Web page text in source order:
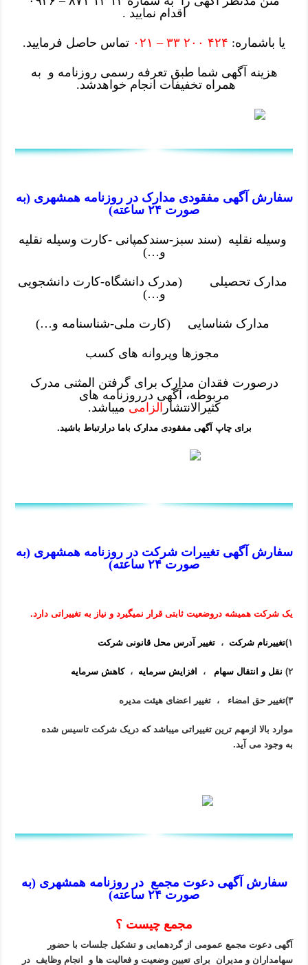
اقدام نمایید .
یا باشماره: ۴۲۴ ۲۰۰ ۳۳ – ۰۲۱ تماس حاصل فرمایید.
هزینه آگهی شما طبق تعرفه رسمی روزنامه و به
همراه تخفیفات انجام خواهدشد.
سفارش آگهی مفقودی مدارک در روزنامه همشهری (به
صورت ۲۴ ساعته)
وسیله نقلیه (سند سبز-سندکمپانی -کارت وسیله نقلیه
و…)
مدارک تحصیلی (مدرک دانشگاه-کارت دانشجویی
و…)
مدارک شناسایی (کارت ملی-شناسنامه و…)
مجوزها وپروانه های کسب
درصورت فقدان مدارک برای گرفتن المثنی مدرک
مربوطه، آگهی درروزنامه های
کثیرالانتشار الزامی میباشد.
برای چاپ آگهی مفقودی مدارک باما درارتباط باشید.
سفارش آگهی تغییرات شرکت در روزنامه همشهری (به
صورت ۲۴ ساعته)
یک شرکت همیشه دروضعیت ثابتی قرار نمیگیرد و نیاز به تغییراتی دارد.
۱) تغییرنام شرکت ،تغییر آدرس محل قانونی شرکت
۲) نقل و انتقال سهام ، افزایش سرمایه ،کاهش سرمایه
۳)تغییر حق امضاء ، تغییر اعضای هیئت مدیره
موارد بالا ازمهم ترین تغییراتی میباشد که دریک شرکت تاسیس شده
به وجود می آید.
سفارش آگهی دعوت مجمع در روزنامه همشهری (به
صورت ۲۴ ساعته)
مجمع چیست ؟
آگهی دعوت مجمع عمومی از گردهمایی و تشکیل جلسات با حضور
سهامداران و مدیران برای تعیین وضعیت و فعالیت ها و انجام وظایف در